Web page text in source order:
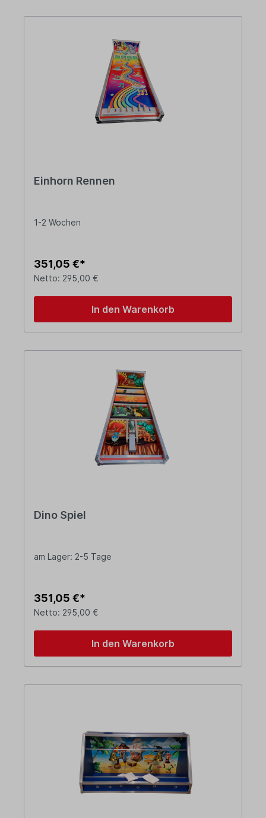
Einhorn Rennen
1-2 Wochen
351,05 €*
Netto: 295,00 €
In den Warenkorb
Dino Spiel
am Lager: 2-5 Tage
351,05 €*
Netto: 295,00 €
In den Warenkorb